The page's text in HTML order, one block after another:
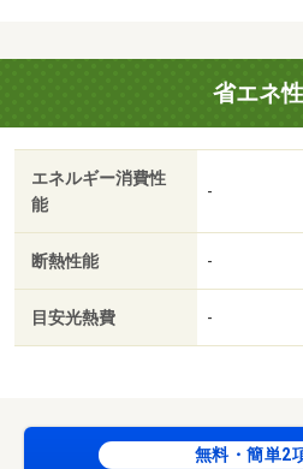
／エアコン／フローリング／シ
ターホン／オートロック／室内
／システムキッチン／温水洗浄
金不要／ＩＨクッキングヒータ
ンクロゼット／保証人不要／カ
要／平坦地／前面棟無／プロパ
９ｍ／セブンイレブン（コンビ
かたけ保育園（幼稚園・保育園
（その他）まで４８５ｍ／金沢
省エネ
エネルギー消費性
能
-
断熱性能 -
目安光熱費 -
無料・簡単2